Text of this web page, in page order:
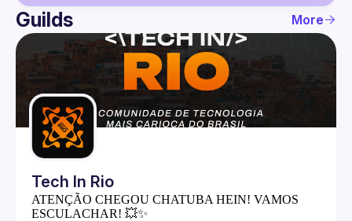
User
Events
Guilds
Guilds More
Tech In Rio
ATENÇÃO CHEGOU CHATUBA HEIN! VAMOS
ESCULACHAR! 💥✨